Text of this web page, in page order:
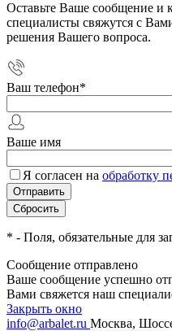
Оставьте Ваше сообщение и
специалисты свяжутся с
решения Вашего вопроса.
Ваш телефон*
Ваше имя
Я согласен на обработку
* - Поля, обязательные для
Сообщение отправлено
Ваше сообщение успешно
Вами свяжется наш
Закрыть окно
info@arbalet.ru Москва,